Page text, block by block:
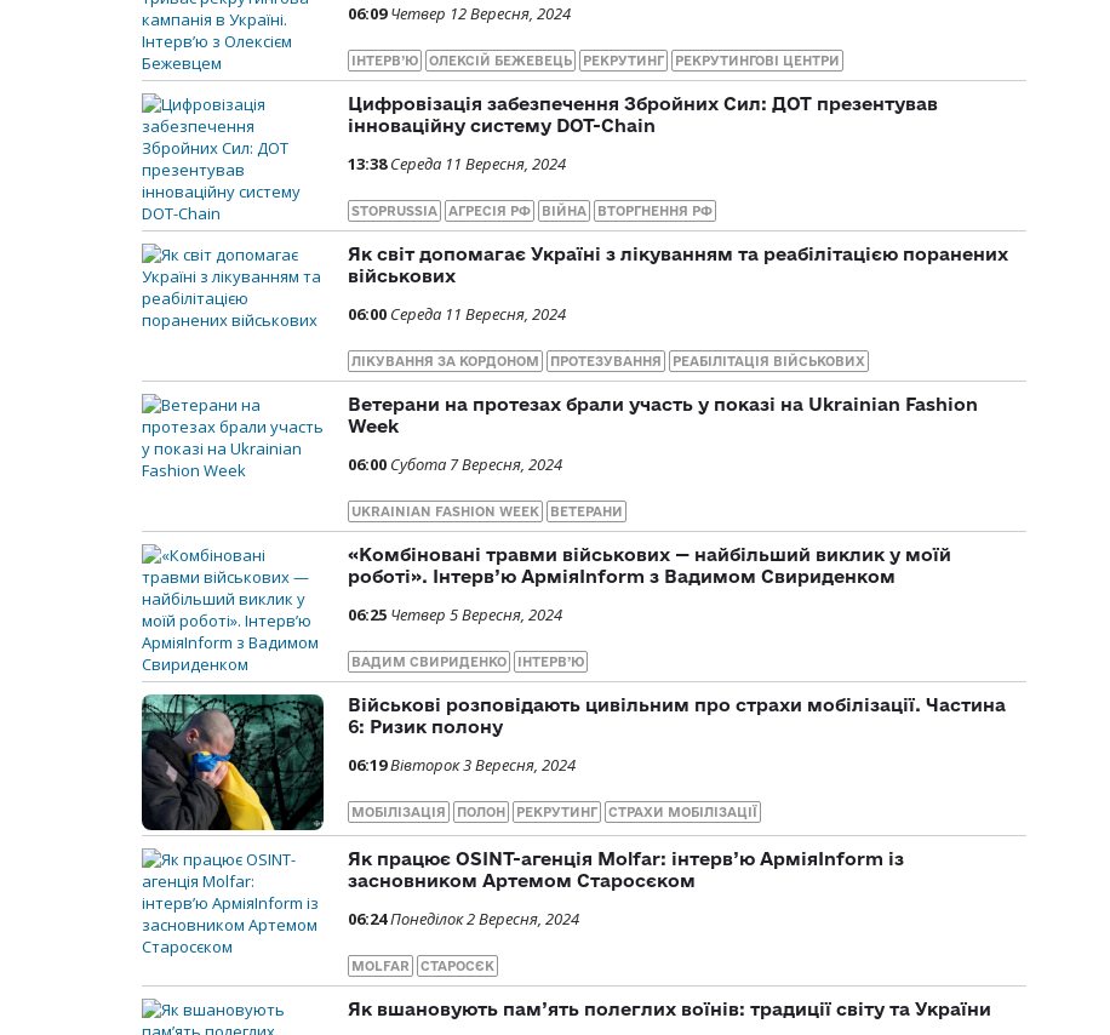
06:09 Четвер 12 Вересня, 2024
ІНТЕРВ’Ю ОЛЕКСІЙ БЕЖЕВЕЦЬ РЕКРУТИНГ РЕКРУТИНГОВІ ЦЕНТРИ
Цифровізація забезпечення Збройних Сил: ДОТ презентував
інноваційну систему DOT-Chain
13:38 Середа 11 Вересня, 2024
STOPRUSSIA АГРЕСІЯ РФ ВІЙНА ВТОРГНЕННЯ РФ
Як світ допомагає Україні з лікуванням та реабілітацією поранених
військових
06:00 Середа 11 Вересня, 2024
ЛІКУВАННЯ ЗА КОРДОНОМ ПРОТЕЗУВАННЯ РЕАБІЛІТАЦІЯ ВІЙСЬКОВИХ
Ветерани на протезах брали участь у показі на Ukrainian Fashion
Week
06:00 Субота 7 Вересня, 2024
UKRAINIAN FASHION WEEK ВЕТЕРАНИ
«Комбіновані травми військових — найбільший виклик у моїй
роботі». Інтерв’ю АрміяInform з Вадимом Свириденком
06:25 Четвер 5 Вересня, 2024
ВАДИМ СВИРИДЕНКО ІНТЕРВ’Ю
Військові розповідають цивільним про страхи мобілізації. Частина
6: Ризик полону
06:19Вівторок 3 Вересня, 2024
МОБІЛІЗАЦІЯ ПОЛОН РЕКРУТИНГ СТРАХИ МОБІЛІЗАЦІЇ
Як працює OSINT-агенція Molfar: інтерв’ю АрміяInform із
засновником Артемом Старосєком
06:24Понеділок 2 Вересня, 2024
MOLFAR СТАРОСЄК
Як вшановують пам’ять полеглих воїнів: традиції світу та України